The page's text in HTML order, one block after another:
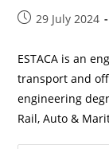
Post29 July 2024
ESTACA is an
transport and
engineering
Rail, Auto &